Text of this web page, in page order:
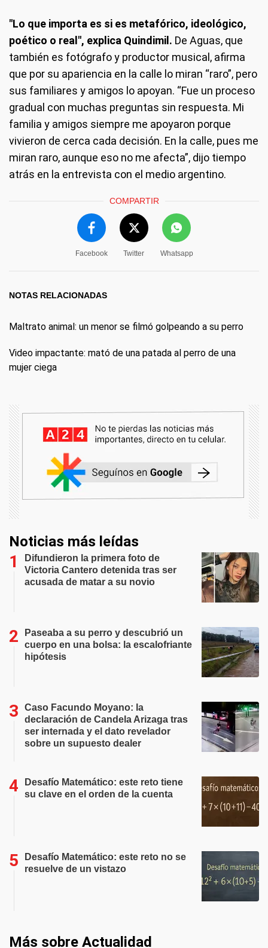
"Lo que importa es si es metafórico, ideológico,
poético o real", explica Quindimil. De Aguas, que
también es fotógrafo y productor musical, afirma
que por su apariencia en la calle lo miran “raro”, pero
sus familiares y amigos lo apoyan. “Fue un proceso
gradual con muchas preguntas sin respuesta. Mi
familia y amigos siempre me apoyaron porque
vivieron de cerca cada decisión. En la calle, pues me
miran raro, aunque eso no me afecta”, dijo tiempo
atrás en la entrevista con el medio argentino.
COMPARTIR
Facebook Twitter Whatsapp
NOTAS RELACIONADAS
Maltrato animal: un menor se filmó golpeando a su perro
Video impactante: mató de una patada al perro de una
mujer ciega
Noticias más leídas
Difundieron la primera foto de
Victoria Cantero detenida tras ser
acusada de matar a su novio
Paseaba a su perro y descubrió un
cuerpo en una bolsa: la escalofriante
hipótesis
Caso Facundo Moyano: la
declaración de Candela Arizaga tras
ser internada y el dato revelador
sobre un supuesto dealer
Desafío Matemático: este reto tiene
su clave en el orden de la cuenta
Desafío Matemático: este reto no se
resuelve de un vistazo
Más sobre Actualidad